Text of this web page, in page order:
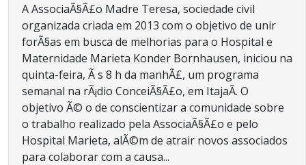
A AssociaÃ§Ã£o Madre Teresa, sociedade civil
organizada criada em 2013 com o objetivo de unir
forÃ§as em busca de melhorias para o Hospital e
Maternidade Marieta Konder Bornhausen, iniciou na
quinta-feira, Ã s 8 h da manhÃ£, um programa
semanal na rÃ¡dio ConceiÃ§Ã£o, em ItajaÃ­. O
objetivo Ã© o de conscientizar a comunidade sobre
o trabalho realizado pela AssociaÃ§Ã£o e pelo
Hospital Marieta, alÃ©m de atrair novos associados
para colaborar com a causa...